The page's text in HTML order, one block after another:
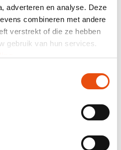
adverteren en analyse. Deze
combineren met andere
verstrekt of die ze hebben
gebruik van hun services.
€*
oder Muster